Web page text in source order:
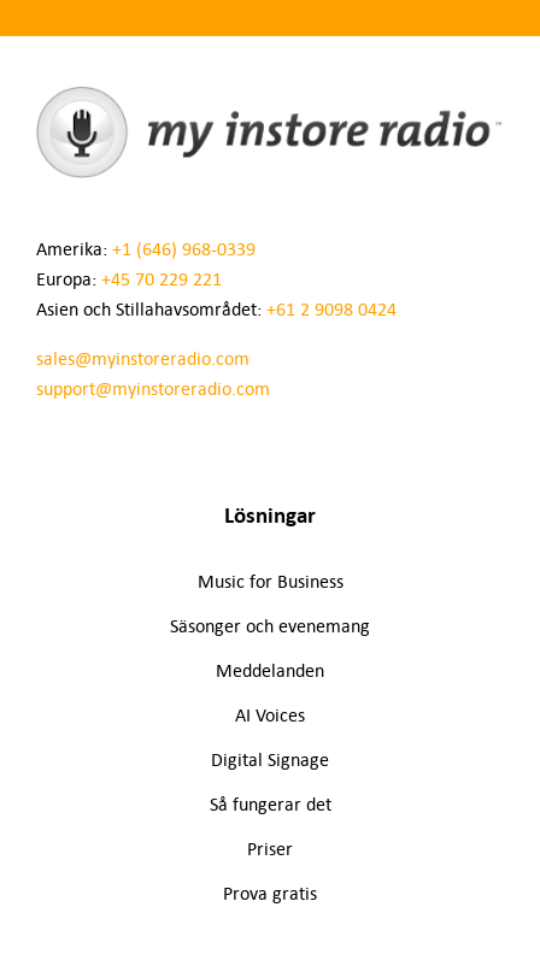
Amerika: +1 (646) 968-0339
Europa: +45 70 229 221
Asien och Stillahavsområdet: +61 2 9098 0424
sales@myinstoreradio.com
support@myinstoreradio.com
Lösningar
Music for Business
Säsonger och evenemang
Meddelanden
AI Voices
Digital Signage
Så fungerar det
Priser
Prova gratis